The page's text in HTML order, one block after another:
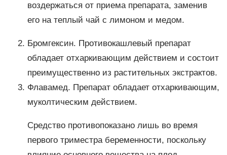
воздержаться от приема препарата, заменив
его на теплый чай с лимоном и медом.
Бромгексин. Противокашлевый препарат
обладает отхаркивающим действием и состоит
преимущественно из растительных экстрактов.
Флавамед. Препарат обладает отхаркивающим,
муколтическим действием.
Средство противопоказано лишь во время
первого триместра беременности, поскольку